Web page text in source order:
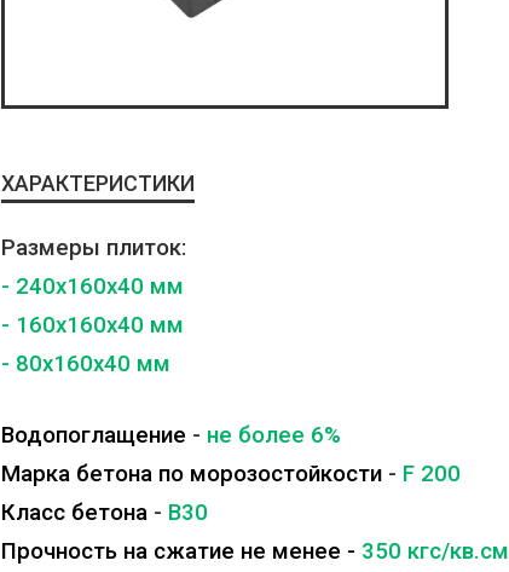
ХАРАКТЕРИСТИКИ
Размеры плиток:
- 240x160x40 мм
- 160x160x40 мм
- 80x160x40 мм
Водопоглащение - не более 6%
Марка бетона по морозостойкости - F 200
Класс бетона - B30
Прочность на сжатие не менее - 350 кгс/кв.см